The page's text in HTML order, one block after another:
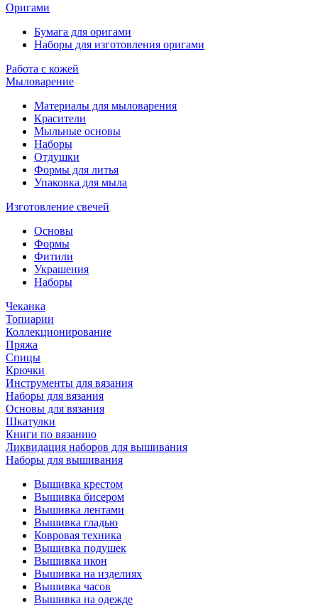
Оригами
Бумага для оригами
Наборы для изготовления оригами
Работа с кожей
Мыловарение
Материалы для мыловарения
Красители
Мыльные основы
Наборы
Отдушки
Формы для литья
Упаковка для мыла
Изготовление свечей
Основы
Формы
Фитили
Украшения
Наборы
Чеканка
Топиарии
Коллекционирование
Пряжа
Спицы
Крючки
Инструменты для вязания
Наборы для вязания
Основы для вязания
Шкатулки
Книги по вязанию
Ликвидация наборов для вышивания
Наборы для вышивания
Вышивка крестом
Вышивка бисером
Вышивка лентами
Вышивка гладью
Ковровая техника
Вышивка подушек
Вышивка икон
Вышивка на изделиях
Вышивка часов
Вышивка на одежде